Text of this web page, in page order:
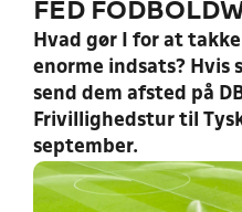
FED
Hvad gør I for at
enorme indsats? Hvis
send dem afsted på
Frivillighedstur til
september.